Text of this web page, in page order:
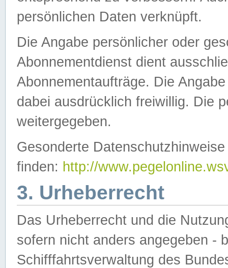
persönlichen Daten verknüpft.
Die Angabe persönlicher oder
Abonnementdienst dient
Abonnementaufträge. Die
dabei ausdrücklich freiwillig. Die
weitergegeben.
Gesonderte
finden: http://
3. Urheberrecht
Das Urheberrecht und die
sofern nicht anders angegeben -
Schifffahrtsverwaltung des